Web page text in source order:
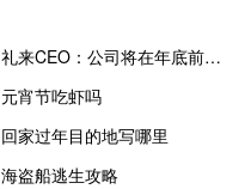
礼来CEO：公司将在年底前将胰岛素的生产能力翻倍
元宵节吃虾吗
回家过年目的地写哪里
海盗船逃生攻略